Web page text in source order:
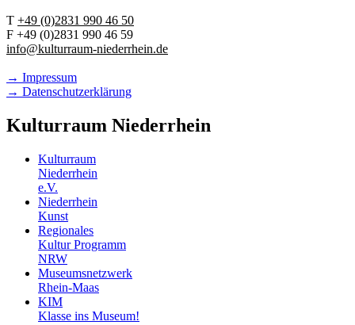
T +49 (0)2831 990 46 50
F +49 (0)2831 990 46 59
info@kulturraum-niederrhein.de
→ Impressum
→ Datenschutzerklärung
Kulturraum Niederrhein
Kulturraum
Niederrhein
e.V.
Niederrhein
Kunst
Regionales
Kultur Programm
NRW
Museumsnetzwerk
Rhein-Maas
KIM
Klasse ins Museum!